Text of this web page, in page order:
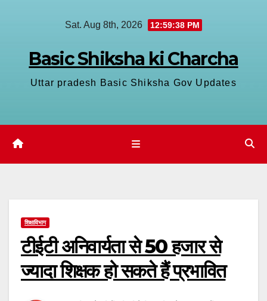
Sat. Aug 8th, 2026 12:59:39 PM
Basic Shiksha ki Charcha
Uttar pradesh Basic Shiksha Gov Updates
शिक्षाविभाग
टीईटी अनिवार्यता से 50 हजार से
ज्यादा शिक्षक हो सकते हैं प्रभावित